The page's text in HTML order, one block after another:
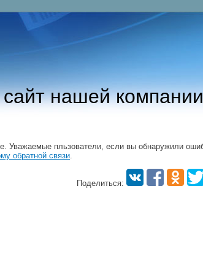
нашей компании
Уважаемые пльзователи, если вы обнаружили
обратной связи.
Поделиться: